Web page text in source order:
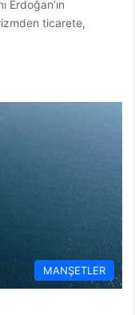
Erdoğan’ın
ticarete,
MANŞETLER